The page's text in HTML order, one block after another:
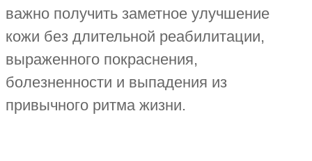
важно получить заметное улучшение
кожи без длительной реабилитации,
выраженного покраснения,
болезненности и выпадения из
привычного ритма жизни.